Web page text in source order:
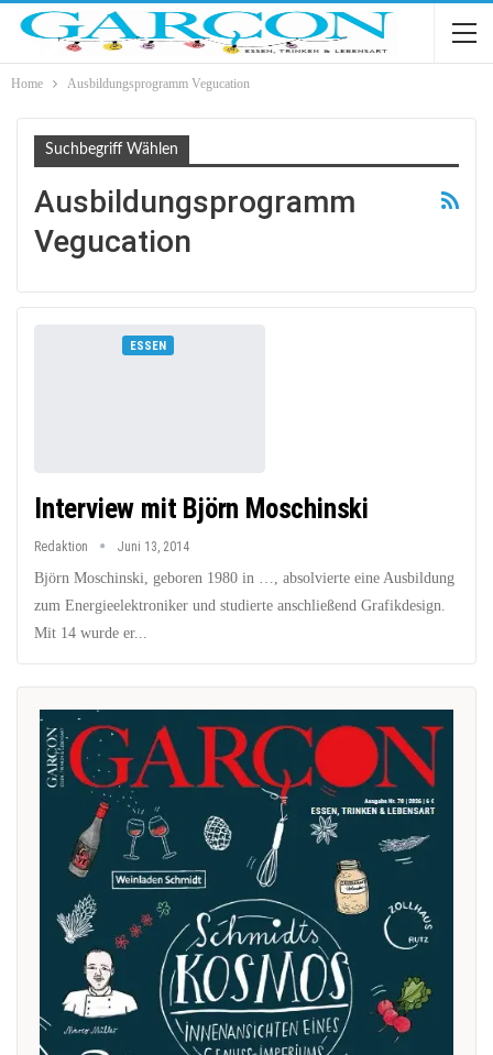
Home Ausbildungsprogramm Vegucation
Suchbegriff Wählen
Ausbildungsprogramm
Vegucation
ESSEN
Interview mit Björn Moschinski
Redaktion Juni 13, 2014
Björn Moschinski, geboren 1980 in …, absolvierte eine Ausbildung
zum Energieelektroniker und studierte anschließend Grafikdesign.
Mit 14 wurde er...